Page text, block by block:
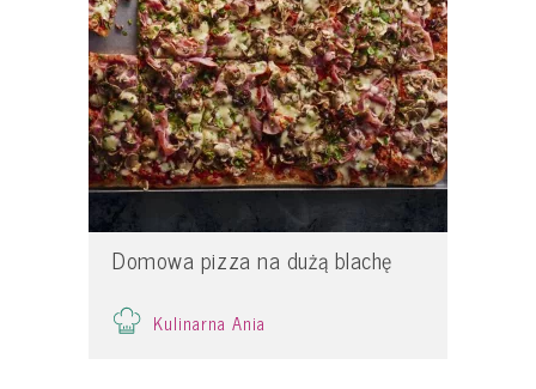
Domowa pizza na dużą blachę
Kulinarna Ania